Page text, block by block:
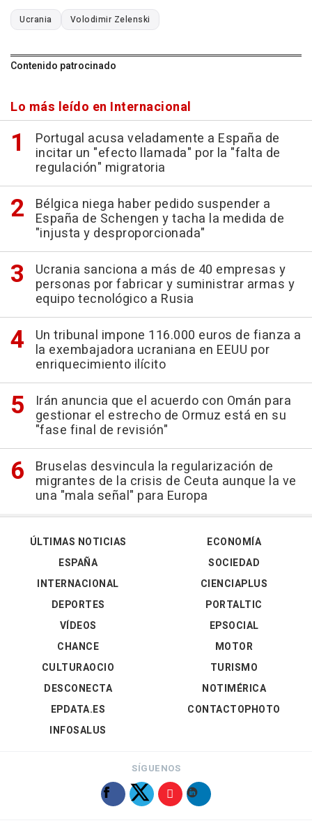
Ucrania Volodimir Zelenski
Contenido patrocinado
Lo más leído en Internacional
Portugal acusa veladamente a España de
incitar un "efecto llamada" por la "falta de
regulación" migratoria
Bélgica niega haber pedido suspender a
España de Schengen y tacha la medida de
"injusta y desproporcionada"
Ucrania sanciona a más de 40 empresas y
personas por fabricar y suministrar armas y
equipo tecnológico a Rusia
Un tribunal impone 116.000 euros de fianza a
la exembajadora ucraniana en EEUU por
enriquecimiento ilícito
Irán anuncia que el acuerdo con Omán para
gestionar el estrecho de Ormuz está en su
"fase final de revisión"
Bruselas desvincula la regularización de
migrantes de la crisis de Ceuta aunque la ve
una "mala señal" para Europa
ÚLTIMAS NOTICIAS
ESPAÑA
INTERNACIONAL
DEPORTES
VÍDEOS
ECONOMÍA
SOCIEDAD
CIENCIAPLUS
PORTALTIC
EPSOCIAL
CHANCE
CULTURAOCIO
DESCONECTA
EPDATA.ES
INFOSALUS
MOTOR
TURISMO
NOTIMÉRICA
CONTACTOPHOTO
SÍGUENOS